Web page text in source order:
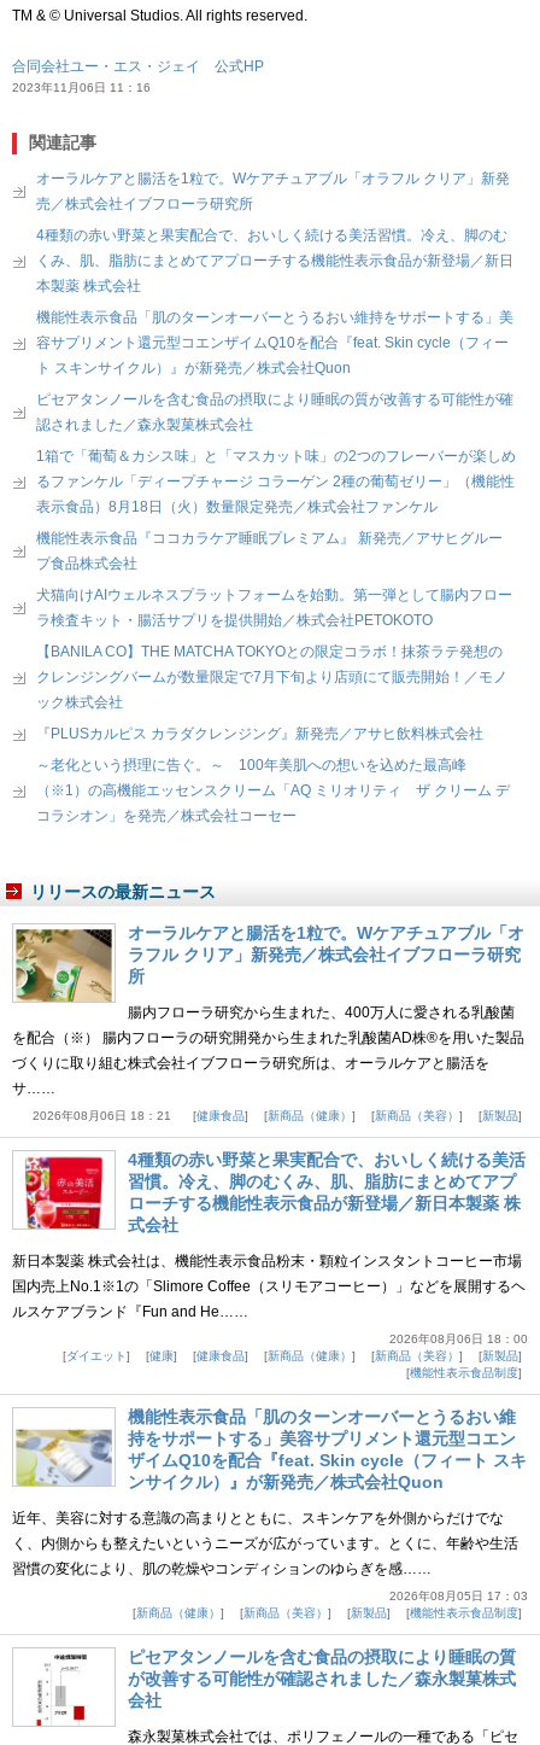
TM & © Universal Studios. All rights reserved.
合同会社ユー・エス・ジェイ 公式HP
2023年11月06日 11：16
関連記事
オーラルケアと腸活を1粒で。Wケアチュアブル「オラフル クリア」新発
売／株式会社イブフローラ研究所
4種類の赤い野菜と果実配合で、おいしく続ける美活習慣。冷え、脚のむ
くみ、肌、脂肪にまとめてアプローチする機能性表示食品が新登場／新日
本製薬 株式会社
機能性表示食品「肌のターンオーバーとうるおい維持をサポートする」美
容サプリメント還元型コエンザイムQ10を配合『feat. Skin cycle（フィー
ト スキンサイクル）』が新発売／株式会社Quon
ピセアタンノールを含む食品の摂取により睡眠の質が改善する可能性が確
認されました／森永製菓株式会社
1箱で「葡萄＆カシス味」と「マスカット味」の2つのフレーバーが楽しめ
るファンケル「ディープチャージ コラーゲン 2種の葡萄ゼリー」（機能性
表示食品）8月18日（火）数量限定発売／株式会社ファンケル
機能性表示食品『ココカラケア睡眠プレミアム』 新発売／アサヒグルー
プ食品株式会社
犬猫向けAIウェルネスプラットフォームを始動。第一弾として腸内フロー
ラ検査キット・腸活サプリを提供開始／株式会社PETOKOTO
【BANILA CO】THE MATCHA TOKYOとの限定コラボ！抹茶ラテ発想の
クレンジングバームが数量限定で7月下旬より店頭にて販売開始！／モノ
ック株式会社
『PLUSカルピス カラダクレンジング』新発売／アサヒ飲料株式会社
～老化という摂理に告ぐ。～ 100年美肌への想いを込めた最高峰
（※1）の高機能エッセンスクリーム「AQ ミリオリティ ザ クリーム デ
コラシオン」を発売／株式会社コーセー
リリースの最新ニュース
オーラルケアと腸活を1粒で。Wケアチュアブル「オ
ラフル クリア」新発売／株式会社イブフローラ研究
所
腸内フローラ研究から生まれた、400万人に愛される乳酸菌
を配合（※） 腸内フローラの研究開発から生まれた乳酸菌AD株®を用いた製品
づくりに取り組む株式会社イブフローラ研究所は、オーラルケアと腸活を
サ……
2026年08月06日 18：21 健康食品 新商品（健康） 新商品（美容） 新製品
4種類の赤い野菜と果実配合で、おいしく続ける美活
習慣。冷え、脚のむくみ、肌、脂肪にまとめてアプ
ローチする機能性表示食品が新登場／新日本製薬 株
式会社
新日本製薬 株式会社は、機能性表示食品粉末・顆粒インスタントコーヒー市場
国内売上No.1※1の「Slimore Coffee（スリモアコーヒー）」などを展開するヘ
ルスケアブランド『Fun and He……
2026年08月06日 18：00
ダイエット
健康 健康食品 新商品（健康） 新商品（美容）
新製品
機能性表示食品制度
機能性表示食品「肌のターンオーバーとうるおい維
持をサポートする」美容サプリメント還元型コエン
ザイムQ10を配合『feat. Skin cycle（フィート スキ
ンサイクル）』が新発売／株式会社Quon
近年、美容に対する意識の高まりとともに、スキンケアを外側からだけでな
く、内側からも整えたいというニーズが広がっています。とくに、年齢や生活
習慣の変化により、肌の乾燥やコンディションのゆらぎを感……
2026年08月05日 17：03
新商品（健康）
新商品（美容） 新製品 機能性表示食品制度
ピセアタンノールを含む食品の摂取により睡眠の質
が改善する可能性が確認されました／森永製菓株式
会社
森永製菓株式会社では、ポリフェノールの一種である「ピセ